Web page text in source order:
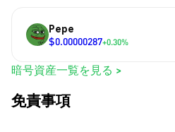
Pepe
$0.00000287+0.30%
暗号資産一覧を見る >
免責事項